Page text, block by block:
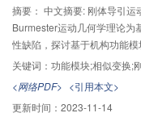
阴性率和检测准确率分别达
平台中平均运行时间为0.629
能够有效地去除不均匀背景
性更强。
摘要： 中文摘要: 刚体导引运
Burmester运动几何学理论为
性缺陷，探讨基于机构功能
主线的导引机构综合方法。
单元，为扩展其结构类型，
究，以建立相应的基本尺寸
型分析研究传动功能与导引
构。其次，采用复数矢量法
关键词： 功能模块;相似变换;
<网络PDF> <引用本文>
更新时间： 2023-11-14